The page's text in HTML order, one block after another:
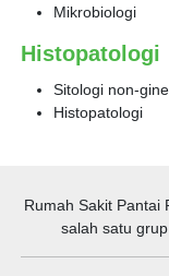
Mikrobiologi
Histopatologi
Sitologi non-
Histopatologi
Rumah Sakit Pantai
salah satu